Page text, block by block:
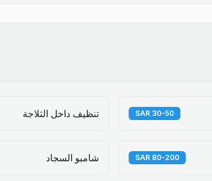
30-50 SAR تنظيف داخل الثلاجة
80-200 SAR شامبو السجاد